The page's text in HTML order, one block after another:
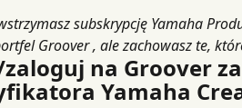
subskrypcję Yamaha
Groover , ale zachowasz te,
na Groover
Yamaha